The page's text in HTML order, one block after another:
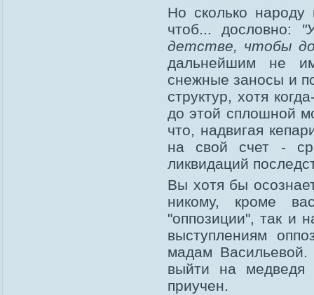
Но сколько
чтоб... дословно:
детстве, чтобы
дальнейшим не
снежные заносы и
структур, хотя
до этой сплошной
что, надвигая
на свой счет -
ликвидаций
Вы хотя бы
никому, кроме
"оппозиции", так и
выступлениям
мадам
выйти на
приучен.